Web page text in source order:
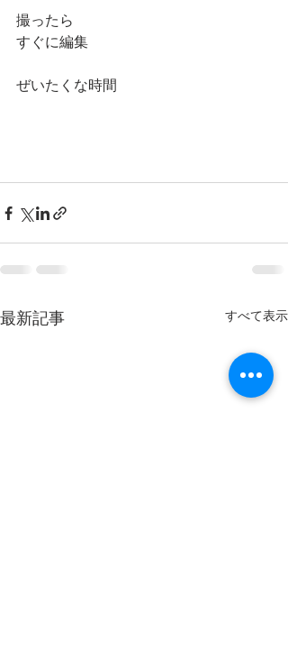
撮ったら
すぐに編集
ぜいたくな時間
最新記事 すべて表示